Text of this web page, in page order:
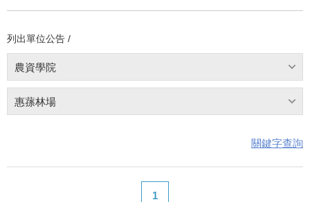
列出單位公告 /
農資學院
惠蓀林場
關鍵字查詢
1